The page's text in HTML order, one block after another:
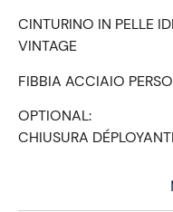
CINTURINO IN PELLE
VINTAGE
FIBBIA ACCIAIO
OPTIONAL:
CHIUSURA